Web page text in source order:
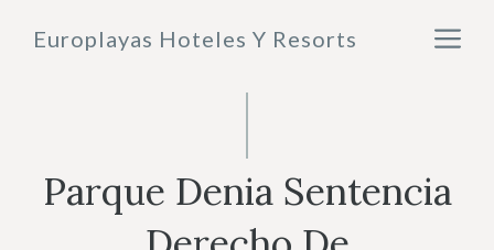
Europlayas Hoteles Y Resorts
Parque Denia Sentencia